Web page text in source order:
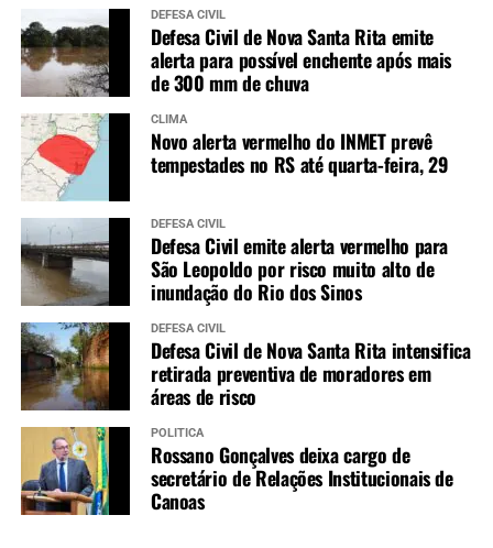
DEFESA CIVIL
Defesa Civil de Nova Santa Rita emite
alerta para possível enchente após mais
de 300 mm de chuva
CLIMA
Novo alerta vermelho do INMET prevê
tempestades no RS até quarta-feira, 29
DEFESA CIVIL
Defesa Civil emite alerta vermelho para
São Leopoldo por risco muito alto de
inundação do Rio dos Sinos
DEFESA CIVIL
Defesa Civil de Nova Santa Rita intensifica
retirada preventiva de moradores em
áreas de risco
POLÍTICA
Rossano Gonçalves deixa cargo de
secretário de Relações Institucionais de
Canoas